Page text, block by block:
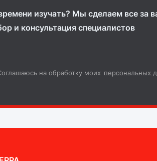
изучать? Мы сделаем все за
и консультация специалистов
на обработку моих персональных